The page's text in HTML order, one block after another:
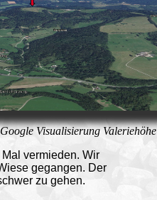
Google Visualisierung Valeriehöhe
vermieden. Wir
gegangen. Der
zu gehen.